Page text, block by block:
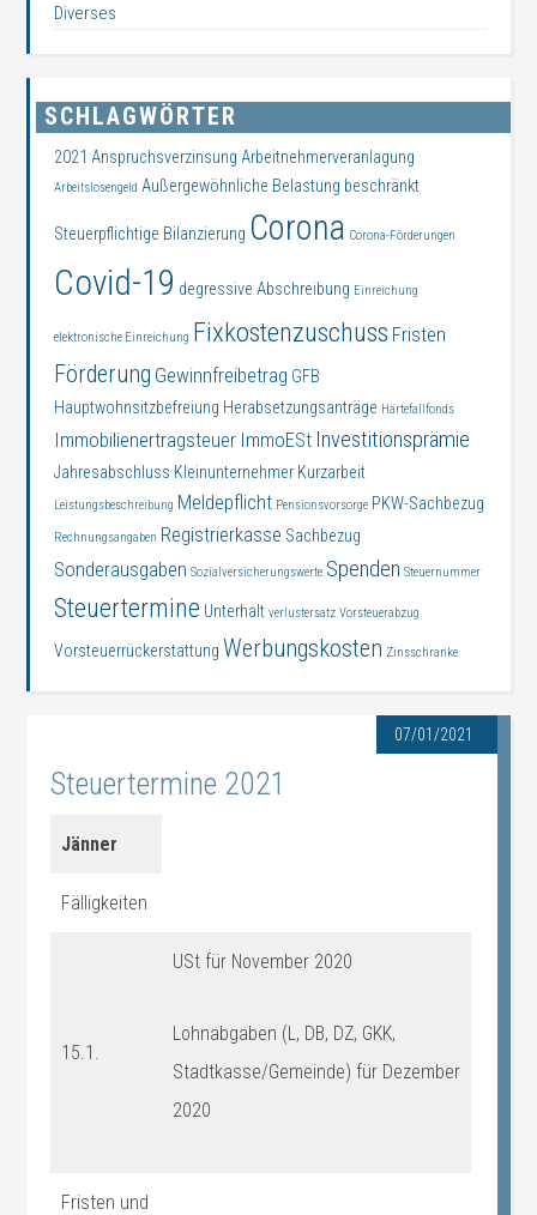
07/01/2021
Steuertermine 2021
Jänner
Fälligkeiten
15.1.
USt für November 2020
Lohnabgaben (L, DB, DZ, GKK,
Stadtkasse/Gemeinde) für Dezember
2020
Fristen und
Diverses
SCHLAGWÖRTER
2021 Anspruchsverzinsung Arbeitnehmerveranlagung
Arbeitslosengeld Außergewöhnliche Belastung beschränkt
Steuerpflichtige Bilanzierung Corona Corona-Förderungen
Covid-19 degressive Abschreibung Einreichung
elektronische Einreichung Fixkostenzuschuss Fristen
Förderung Gewinnfreibetrag GFB
Hauptwohnsitzbefreiung Herabsetzungsanträge Härtefallfonds
Immobilienertragsteuer ImmoESt Investitionsprämie
Jahresabschluss Kleinunternehmer Kurzarbeit
Leistungsbeschreibung Meldepflicht Pensionsvorsorge PKW-Sachbezug
Rechnungsangaben Registrierkasse Sachbezug
Sonderausgaben Sozialversicherungswerte Spenden Steuernummer
Steuertermine Unterhalt verlustersatz Vorsteuerabzug
Vorsteuerrückerstattung Werbungskosten Zinsschranke